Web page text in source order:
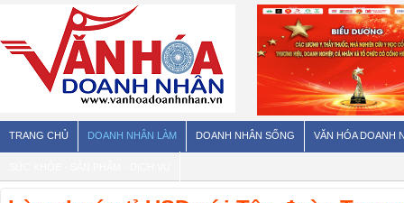
TRANG CHỦ DOANH NHÂN LÀM DOANH NHÂN SỐNG VĂN HÓA DOANH